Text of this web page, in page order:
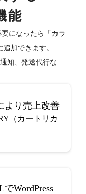
能
になったら「カラ
加できます。
知、発送代行な
より売上改善
（カートリカ
WordPress